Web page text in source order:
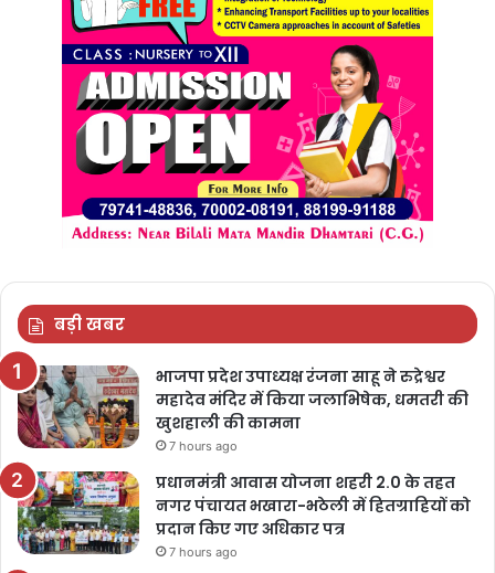
बड़ी खबर
भाजपा प्रदेश उपाध्यक्ष रंजना साहू ने रुद्रेश्वर
महादेव मंदिर में किया जलाभिषेक, धमतरी की
खुशहाली की कामना
7 hours ago
प्रधानमंत्री आवास योजना शहरी 2.0 के तहत
नगर पंचायत भखारा-भठेली में हितग्राहियों को
प्रदान किए गए अधिकार पत्र
7 hours ago